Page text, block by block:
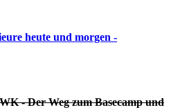
heute und morgen -
- Der Weg zum Basecamp und